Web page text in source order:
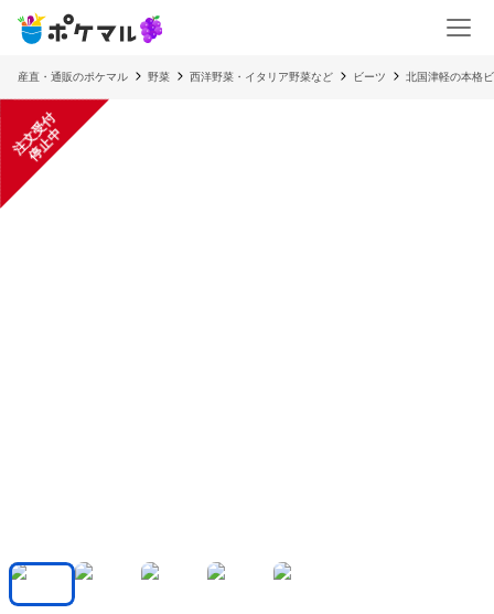
産直・通販のポケマル 野菜 西洋野菜・イタリア野菜など ビーツ 北国津軽の本格
注
文
受
付
停
止
中